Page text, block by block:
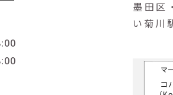
墨田区
い菊川